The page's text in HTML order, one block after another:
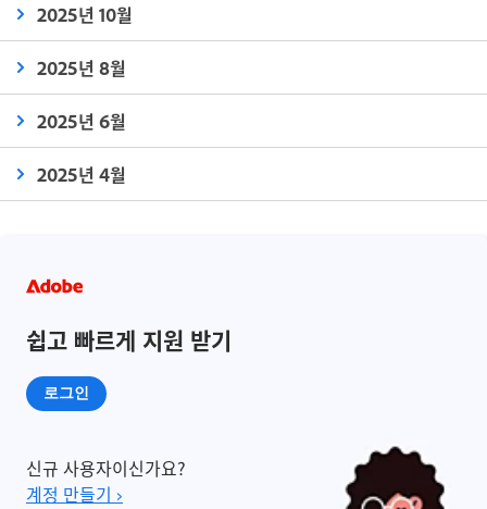
2025년 10월
2025년 8월
2025년 6월
2025년 4월
쉽고 빠르게 지원 받기
로그인
신규 사용자이신가요?
계정 만들기 ›